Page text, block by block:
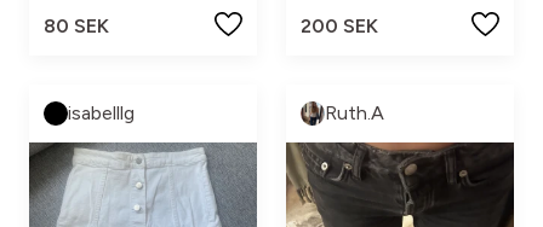
80 SEK
200 SEK
isabelllg Ruth.A